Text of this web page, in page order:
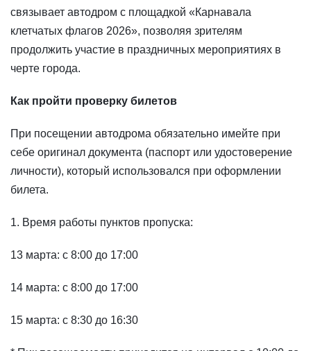
связывает автодром с площадкой «Карнавала
клетчатых флагов 2026», позволяя зрителям
продолжить участие в праздничных мероприятиях в
черте города.
Как пройти проверку билетов
При посещении автодрома обязательно имейте при
себе оригинал документа (паспорт или удостоверение
личности), который использовался при оформлении
билета.
1. Время работы пунктов пропуска:
13 марта: с 8:00 до 17:00
14 марта: с 8:00 до 17:00
15 марта: с 8:30 до 16:30